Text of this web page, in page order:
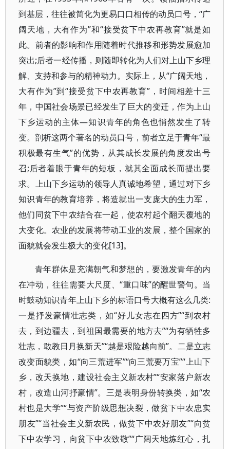
到基层，往往被简化为更易口口相传的动员口号，“广
阔天地，大有作为”和“接受贫下中农再教育”就是如
此。前者的影响和作用随着时代推移和形势发展愈加
突出;后者一经传播，则随即转化为人们对上山下乡理
解、支持和参与的精神动力。实际上，从“广阔天地，
大有作为”到“接受贫下中农再教育”，时间相差十三
年，中国社会场景已经发生了巨大的变迁，作为上山
下乡运动的主体—知识青年的角色也悄然发生了转
变。剖析这两个著名的动员口号，前者立足于青年“最
积极最有生气”的优势，从其成长发展的角度发出号
召;后者着眼于青年的短板，就其全面成长而提出要
求。上山下乡运动的领导人真诚地希望，通过对下乡
知识青年的教育培养，将造就出一支庞大的生力军，
他们同贫下中农结合在一起，使农村起个翻天覆地的
大变化。农业的发展将带动工业的发展，整个国家的
面貌就会发生极大的变化[13]。
青年群体是充满朝气和梦想的，要激发青年的内
在冲动，往往需要大尺度、“重口味”的醒世警句。当
时鼓动知识青年上山下乡的标语口号大概有这么几类:
一是抒发豪情壮志类，如“好儿女志在四方”“到农村
去，到边疆去，到祖国最需要的地方去”“为有牺牲多
壮志，敢教日月换新天”“越是艰险越向前”。二是立志
改变面貌类，如“向三荒进军”“向三荒要万宝”“上山下
乡，改天换地，建设社会主义新农村”“安家落户新农
村，改造山河抒豪情”。三是表明身份转换类，如“农
村也是大学”“与资产阶级思想决裂，做贫下中农忠实
朋友”“当社会主义新农民，做贫下中农好朋友”“向贫
下中农学习，向贫下中农致敬”“广阔天地炼红心，扎